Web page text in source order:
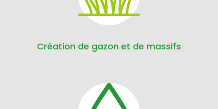
Création de gazon et de massifs